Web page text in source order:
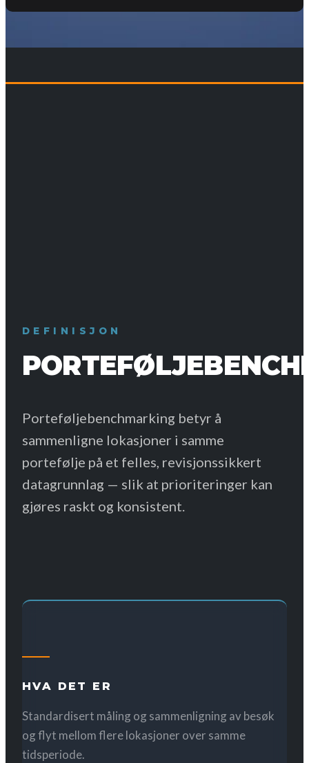
DEFINISJON
Porteføljebenchmarking betyr å
sammenligne lokasjoner i samme
portefølje på et felles, revisjonssikkert
datagrunnlag — slik at prioriteringer kan
gjøres raskt og konsistent.
HVA DET ER
Standardisert måling og sammenligning av besøk
og flyt mellom flere lokasjoner over samme
tidsperiode.